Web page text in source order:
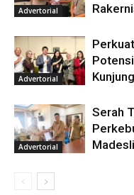
Advertorial
Advertorial
Advertorial
Serah